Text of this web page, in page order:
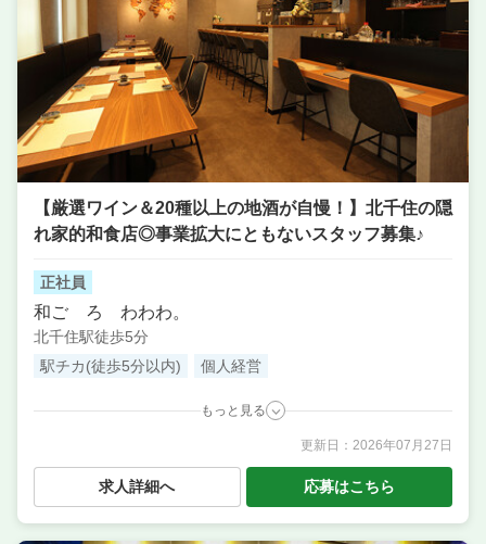
席数 50席〜75席
単価 3000円〜4000円
【厳選ワイン＆20種以上の地酒が自慢！】北千住の隠
れ家的和食店◎事業拡大にともないスタッフ募集♪
正社員
和ごゝろ わわわ。
北千住駅徒歩5分
駅チカ(徒歩5分以内)
個人経営
もっと見る
／ サービス・ホール ／ 調理・
キッチンスタッフ・板前
日本料理・日本酒・ワイン
住所 東京都足立区千住4-19-11 MAISON SA XIII 1F
更新日： 2026年07月27日
求人詳細へ 応募はこちら